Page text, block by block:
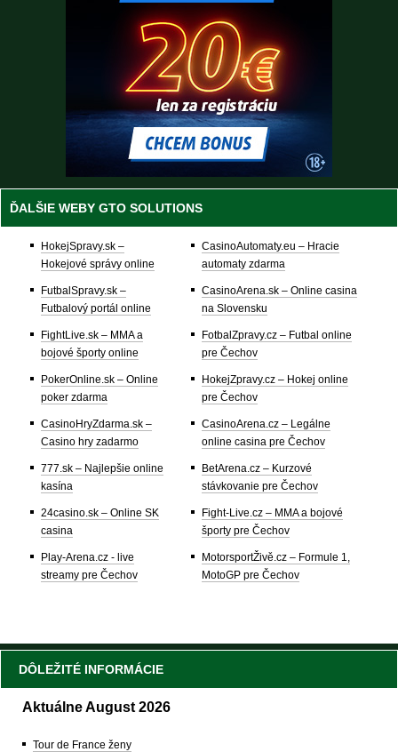
ĎALŠIE WEBY GTO SOLUTIONS
HokejSpravy.sk –
Hokejové správy online
FutbalSpravy.sk –
Futbalový portál online
FightLive.sk – MMA a
bojové športy online
PokerOnline.sk – Online
poker zdarma
CasinoHryZdarma.sk –
Casino hry zadarmo
777.sk – Najlepšie online
kasína
24casino.sk – Online SK
casina
Play-Arena.cz - live
streamy pre Čechov
CasinoAutomaty.eu – Hracie
automaty zdarma
CasinoArena.sk – Online casina
na Slovensku
FotbalZpravy.cz – Futbal online
pre Čechov
HokejZpravy.cz – Hokej online
pre Čechov
CasinoArena.cz – Legálne
online casina pre Čechov
BetArena.cz – Kurzové
stávkovanie pre Čechov
Fight-Live.cz – MMA a bojové
športy pre Čechov
MotorsportŽivě.cz – Formule 1,
MotoGP pre Čechov
DÔLEŽITÉ INFORMÁCIE
Aktuálne August 2026
Tour de France ženy